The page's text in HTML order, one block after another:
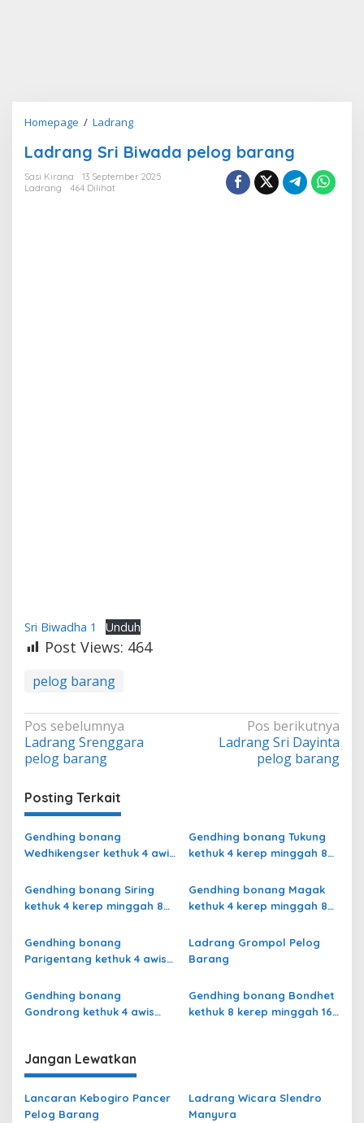
Homepage / LadrangLadrang
Biwada
pelog
Ladrang Sri Biwada pelog barang
Sasi Kirana
13 September 2025
Ladrang
464 Dilihat
Sri Biwadha 1 Unduh
Post Views: 464
pelog barang
Navigasi
pos
Pos sebelumnya
Ladrang Srenggara
pelog barang
Pos berikutnya
Ladrang Sri Dayinta
pelog barang
Posting Terkait
Gendhing bonang
Wedhikengser kethuk 4 awis
Gendhing bonang Tukung
kethuk 4 kerep minggah 8
Gendhing bonang Siring
kethuk 4 kerep minggah 8
Gendhing bonang Magak
kethuk 4 kerep minggah 8
Gendhing bonang
Parigentang kethuk 4 awis
Ladrang Grompol Pelog
Barang
Gendhing bonang
Gondrong kethuk 4 awis
Gendhing bonang Bondhet
kethuk 8 kerep minggah 16
Jangan Lewatkan
Lancaran Kebogiro Pancer
Pelog Barang
Ladrang Wicara Slendro
Manyura